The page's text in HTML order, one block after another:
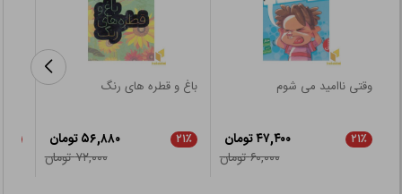
وقتی ناامید می شوم
۲۱٪
۴۷,۴۰۰ تومان
۶۰,۰۰۰ تومان
باغ و قطره های رنگ
۲۱٪
۵۶,۸۸۰ تومان
۷۲,۰۰۰ تومان